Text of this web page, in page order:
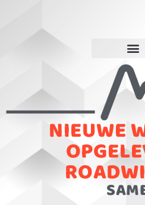
NIEUWE